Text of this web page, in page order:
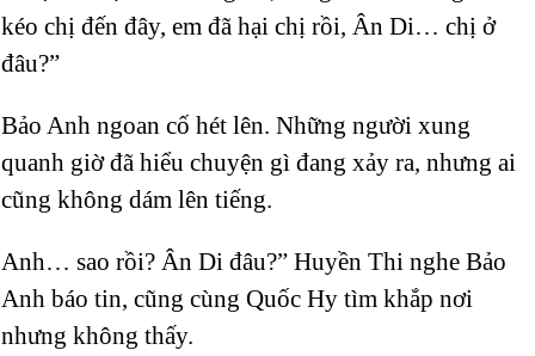
kéo chị đến đây, em đã hại chị rồi, Ân Di… chị ở
đâu?”
Bảo Anh ngoan cố hét lên. Những người xung
quanh giờ đã hiểu chuyện gì đang xảy ra, nhưng ai
cũng không dám lên tiếng.
Anh… sao rồi? Ân Di đâu?” Huyền Thi nghe Bảo
Anh báo tin, cũng cùng Quốc Hy tìm khắp nơi
nhưng không thấy.